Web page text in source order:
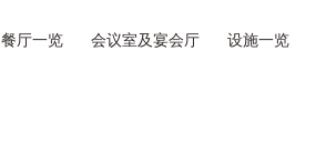
餐厅一览 会议室及宴会厅 设施一览